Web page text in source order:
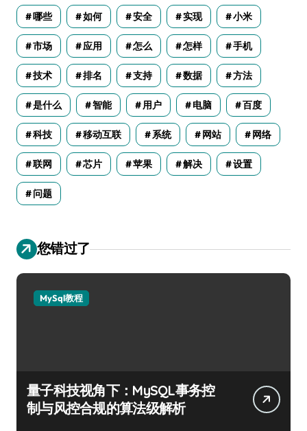
哪些 如何 安全 实现 小米
市场 应用 怎么 怎样 手机
技术 排名 支持 数据 方法
是什么 智能 用户 电脑 百度
科技 移动互联 系统 网站 网络
联网 芯片 苹果 解决 设置
问题
您错过了
MySql教程
量子科技视角下：MySQL事务控
制与风控合规的算法级解析